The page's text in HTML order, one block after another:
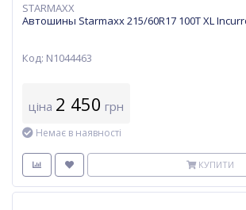
STARMAXX
Автошины Starmaxx 215/60R17 100T XL
Код: N1044463
ціна 2 450 грн
Немає в наявності
КУПИТИ